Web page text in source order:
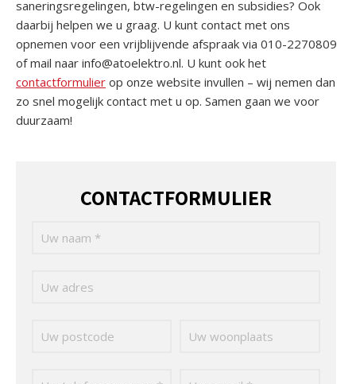
saneringsregelingen, btw-regelingen en subsidies? Ook
daarbij helpen we u graag. U kunt contact met ons
opnemen voor een vrijblijvende afspraak via 010-2270809
of mail naar info@atoelektro.nl. U kunt ook het
contactformulier op onze website invullen – wij nemen dan
zo snel mogelijk contact met u op. Samen gaan we voor
duurzaam!
CONTACTFORMULIER